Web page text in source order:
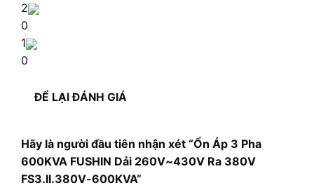
2
0
1
0
ĐỂ LẠI ĐÁNH GIÁ
Hãy là người đầu tiên nhận xét “Ổn Áp 3 Pha
600KVA FUSHIN Dải 260V~430V Ra 380V
FS3.II.380V-600KVA”